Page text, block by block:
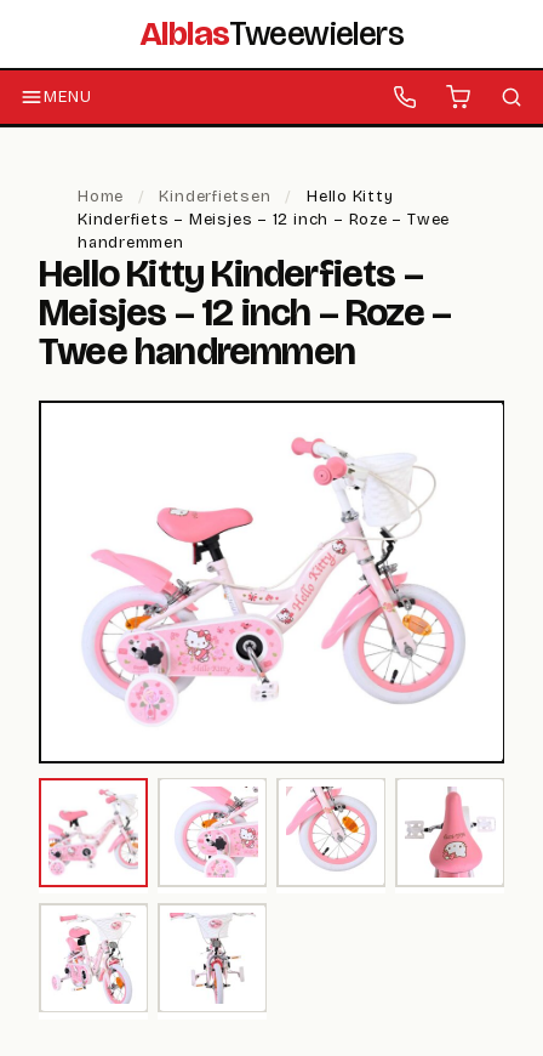
AlblasTweewielers
MENU
Home / Kinderfietsen /
Hello Kitty
Kinderfiets – Meisjes – 12 inch – Roze – Twee
handremmen
Hello Kitty Kinderfiets –
Meisjes – 12 inch – Roze –
Twee handremmen